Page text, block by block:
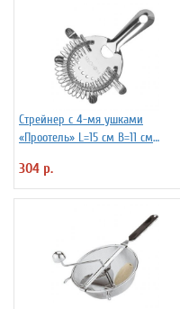
Стрейнер с 4-мя ушками
«Проотель» L=15 см B=11 см
304 р.